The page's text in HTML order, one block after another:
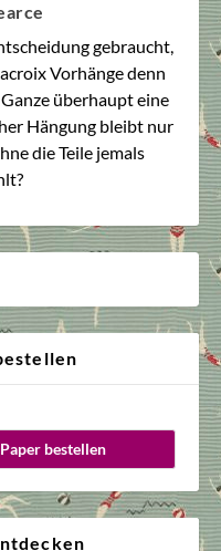
gebraucht,
Vorhänge denn
überhaupt eine
Hängung bleibt nur
die Teile jemals
bestellen